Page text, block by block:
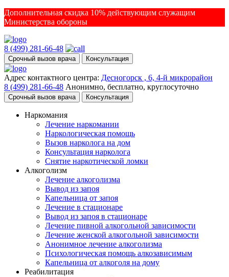
Дополнительная скидка 10% действующим служащим
Министерства обороны
8 (499) 281-66-48
Срочный вызов врача Консультация
Адрес контактного центра: Десногорск , 6, 4-й микрорайон
8 (499) 281-66-48 Анонимно, бесплатно, круглосуточно
Срочный вызов врача Консультация
Наркомания
Лечение наркомании
Наркологическая помощь
Вызов нарколога на дом
Консультация нарколога
Снятие наркотической ломки
Алкоголизм
Лечение алкоголизма
Вывод из запоя
Капельница от запоя
Лечение в стационаре
Вывод из запоя в стационаре
Лечение пивной алкогольной зависимости
Лечение женской алкогольной зависимости
Анонимное лечение алкоголизма
Психологическая помощь алкозависимым
Капельница от алкоголя на дому
Реабилитация